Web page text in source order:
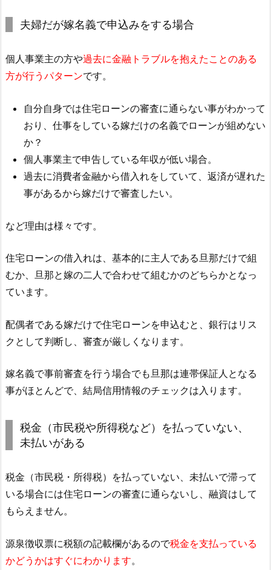
夫婦だが嫁名義で申込みをする場合
個人事業主の方や過去に金融トラブルを抱えたことのある
方が行うパターンです。
自分自身では住宅ローンの審査に通らない事がわかって
おり、仕事をしている嫁だけの名義でローンが組めない
か？
個人事業主で申告している年収が低い場合。
過去に消費者金融から借入れをしていて、返済が遅れた
事があるから嫁だけで審査したい。
など理由は様々です。
住宅ローンの借入れは、基本的に主人である旦那だけで組
むか、旦那と嫁の二人で合わせて組むかのどちらかとなっ
ています。
配偶者である嫁だけで住宅ローンを申込むと、銀行はリス
クとして判断し、審査が厳しくなります。
嫁名義で事前審査を行う場合でも旦那は連帯保証人となる
事がほとんどで、結局信用情報のチェックは入ります。
税金（市民税や所得税など）を払っていない、
未払いがある
税金（市民税・所得税）を払っていない、未払いで滞って
いる場合には住宅ローンの審査に通らないし、融資はして
もらえません。
源泉徴収票に税額の記載欄があるので税金を支払っている
かどうかはすぐにわかります。